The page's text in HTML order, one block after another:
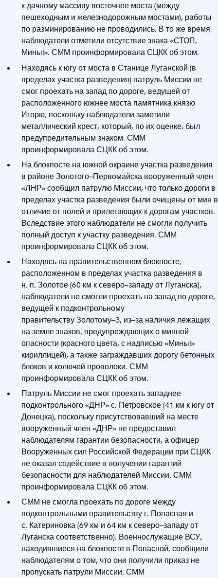
к дачному массиву восточнее моста (между
пешеходным и железнодорожным мостами), работы
по разминированию не проводились. В то же время
наблюдатели отметили отсутствие знака «СТОП,
Мины!». СММ проинформировала СЦКК об этом.
Находясь к югу от моста в Станице Луганской (в
пределах участка разведения) патруль Миссии не
смог проехать на запад по дороге, ведущей от
расположенного южнее моста памятника князю
Игорю, поскольку наблюдатели заметили
металлический крест, который, по их оценке, был
предупредительным знаком. СММ
проинформировала СЦКК об этом.
На блокпосте на южной окраине участка разведения
в районе Золотого–Первомайска вооруженный член
«ЛНР» сообщил патрулю Миссии, что только дороги в
пределах участка разведения были очищены от мин в
отличие от полей и прилегающих к дорогам участков.
Вследствие этого наблюдатели не смогли получить
полный доступ к участку разведения. СММ
проинформировала СЦКК об этом.
Находясь на правительственном блокпосте,
расположенном в пределах участка разведения в
н. п. Золотое (60 км к северо–западу от Луганска),
наблюдатели не смогли проехать на запад по дороге,
ведущей к подконтрольному
правительству Золотому–3, из–за наличия лежащих
на земле знаков, предупреждающих о минной
опасности (красного цвета, с надписью «Мины!»
кириллицей), а также заграждавших дорогу бетонных
блоков и колючей проволоки. СММ
проинформировала СЦКК об этом.
Патруль Миссии не смог проехать западнее
подконтрольного «ДНР» с. Петровское (41 км к югу от
Донецка), поскольку присутствовавший на месте
вооруженный член «ДНР» не предоставил
наблюдателям гарантии безопасности, а офицер
Вооруженных сил Российской Федерации при СЦКК
не оказал содействие в получении гарантий
безопасности для наблюдателей Миссии. СММ
проинформировала СЦКК об этом.
СММ не смогла проехать по дороге между
подконтрольными правительству г. Попасная и
с. Катериновка (69 км и 64 км к северо–западу от
Луганска соответственно). Военнослужащие ВСУ,
находившиеся на блокпосте в Попасной, сообщили
наблюдателям о том, что они получили приказ не
пропускать патрули Миссии. СММ